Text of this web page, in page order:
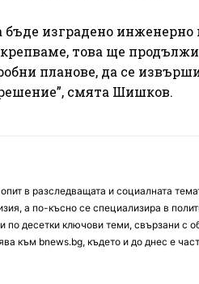
изградено
това ще
планове, да се
смята Шишков.
в разследващата и социалната
а по-късно се специализира в
по десетки ключови теми, свързани с
към bnews.bg, където и до днес е